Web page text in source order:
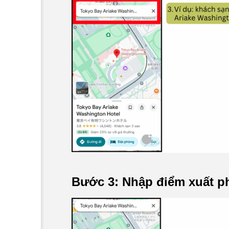
Bước 3: Nhập điểm xuất